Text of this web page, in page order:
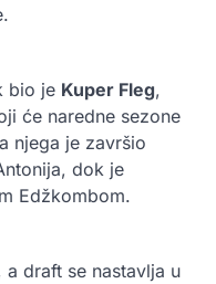
bio je Kuper Fleg,
će naredne sezone
njega je završio
dok je
Edžkombom.
draft se nastavlja u